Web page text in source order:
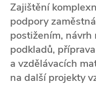
Zajištění
podpory
postižením,
podkladů,
a vzdělávacích
na další projekty